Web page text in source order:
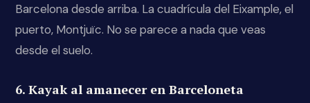
Barcelona desde arriba. La cuadrícula del Eixample, el
puerto, Montjuïc. No se parece a nada que veas
desde el suelo.
6. Kayak al amanecer en Barceloneta